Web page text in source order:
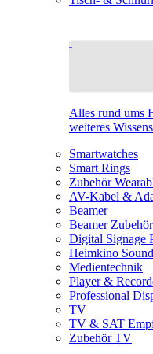
Alles rund ums
weiteres
Smartwatches
Smart Rings
Zubehör
AV-Kabel &
Beamer
Beamer
Digital Signage
Heimkino Sound
Medientechnik
Player &
Professional
TV
TV & SAT
Zubehör TV